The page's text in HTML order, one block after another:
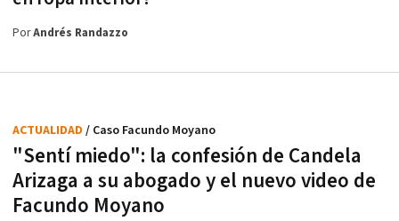
PorAndrés Randazzo
"Sentí miedo": la confesión de Candela
Arizaga a su abogado y el nuevo video de
Facundo Moyano
ACTUALIDAD / Caso Facundo Moyano